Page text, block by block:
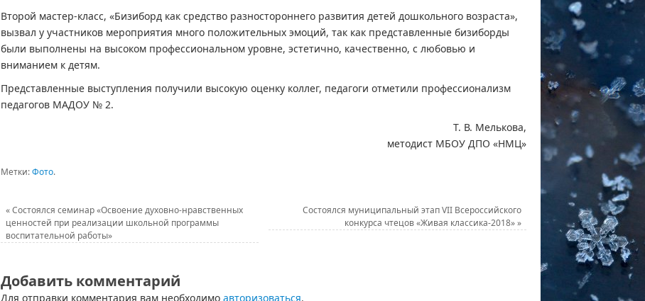
Второй мастер-класс, «Бизиборд как средство разностороннего развития детей дошкольного возраста»,
вызвал у участников мероприятия много положительных эмоций, так как представленные бизиборды
были выполнены на высоком профессиональном уровне, эстетично, качественно, с любовью и
вниманием к детям.
Представленные выступления получили высокую оценку коллег, педагоги отметили профессионализм
педагогов МАДОУ № 2.
Т. В. Мелькова,
методист МБОУ ДПО «НМЦ»
Метки:Фото.
«Состоялся семинар «Освоение духовно-нравственных
ценностей при реализации школьной программы
воспитательной работы»
Состоялся муниципальный этап VII Всероссийского
конкурса чтецов «Живая классика-2018»»
Добавить комментарий
Для отправки комментария вам необходимо авторизоваться.